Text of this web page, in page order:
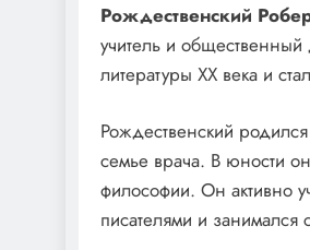
Рождественский
учитель и общественный
литературы XX века и
Рождественский
семье врача. В юности
философии. Он активно
писателями и занимался